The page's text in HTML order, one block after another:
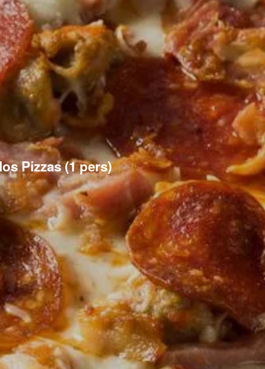
Pizzas (1 pers)